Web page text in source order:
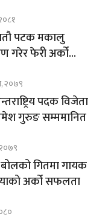
पटक मकालु
गरेर फेरी अर्को
२०७९
पदक विजेता
गुरुङ सम्ममानित
बोलको गितमा गायक
अर्को सफलता